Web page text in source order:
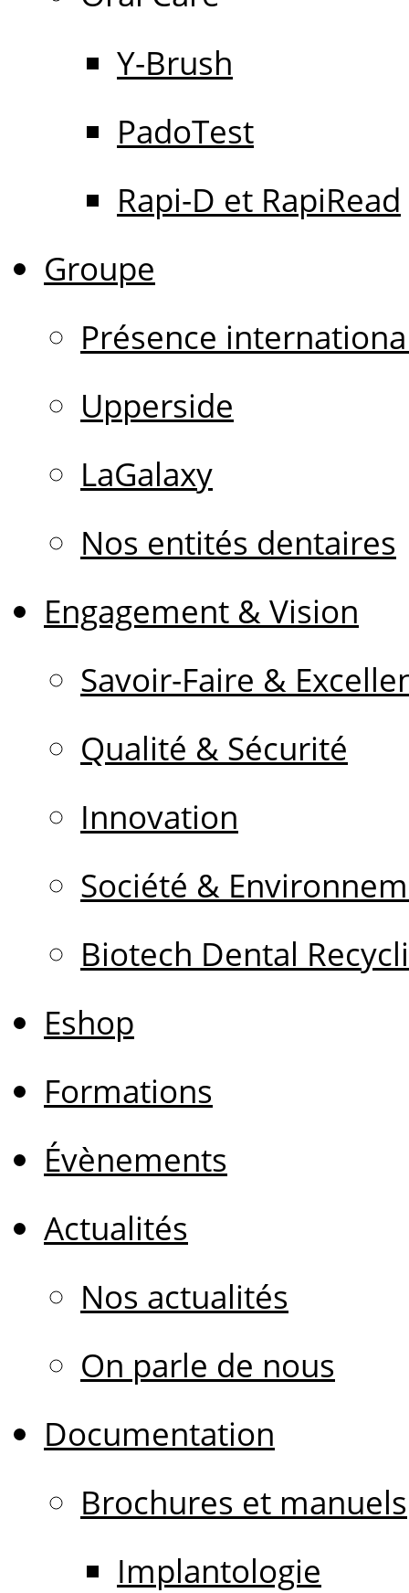
Y-Brush
PadoTest
Rapi-D et RapiRead
Groupe
Présence
Upperside
LaGalaxy
Nos entités dentaires
Engagement & Vision
Savoir-Faire &
Qualité & Sécurité
Innovation
Société &
Biotech Dental
Eshop
Formations
Évènements
Actualités
Nos actualités
On parle de nous
Documentation
Brochures et manuels
Implantologie